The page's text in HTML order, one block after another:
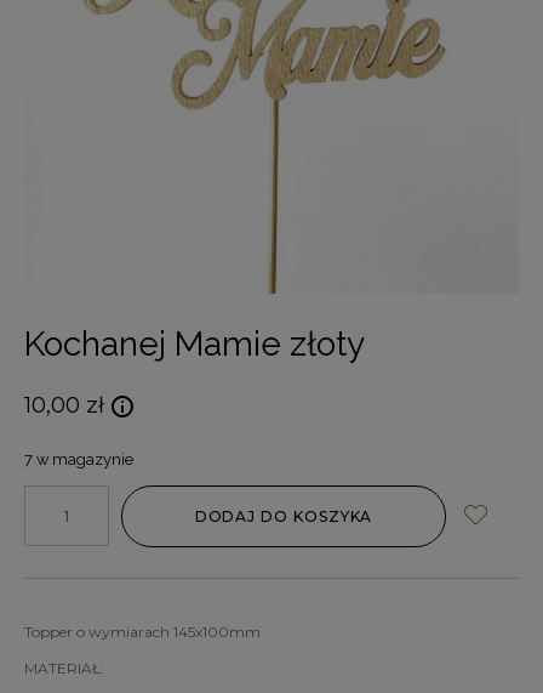
Kochanej Mamie złoty
10,00 zł
7 w magazynie
DODAJ DO KOSZYKA
Topper o wymiarach 145x100mm
MATERIAŁ: